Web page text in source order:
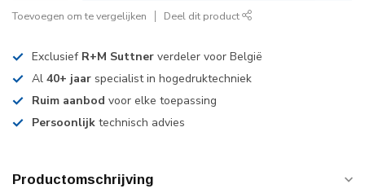
Toevoegen om te vergelijken Deel dit product
Exclusief R+M Suttner verdeler voor België
Al 40+ jaar specialist in hogedruktechniek
Ruim aanbod voor elke toepassing
Persoonlijk technisch advies
Productomschrijving